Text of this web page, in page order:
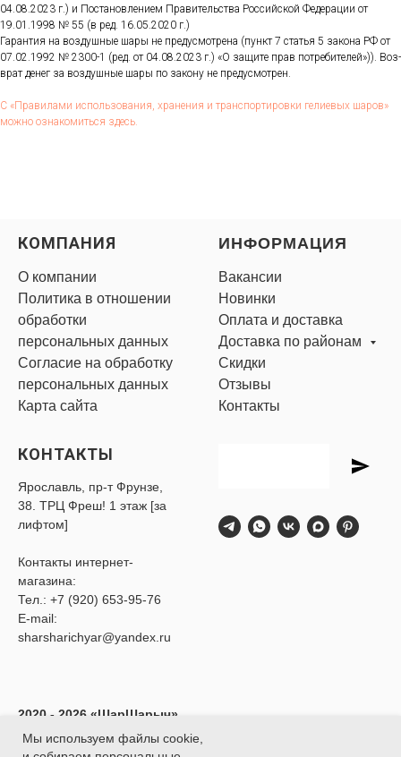
04.08.2023 г.) и Пос­та­нов­ле­ни­ем Пра­витель­ства Рос­сий­ской Фе­дера­ции от
19.01.1998 № 55 (в ред. 16.05.2020 г.)
Га­ран­тия на воз­душные ша­ры не пре­дус­мотре­на (пункт 7 статья 5 за­кона РФ от
07.02.1992 № 2300-1 (ред. от 04.08.2023 г.) «О за­щите прав пот­ре­бите­лей»)). Воз­
врат де­нег за воз­душные ша­ры по за­кону не пре­дус­мотрен.
С «Пра­вила­ми ис­поль­зо­вания, хра­нения и тран­спор­ти­ров­ки ге­ли­евых ша­ров»
мож­но оз­на­комить­ся здесь.
КОМПАНИЯ
О компании
Политика в отношении
обработки
персональных данных
Согласие на обработку
персональных данных
Карта сайта
ИНФОРМАЦИЯ
Вакансии
Новинки
Оплата и доставка
Доставка по районам
Скидки
Отзывы
Контакты
КОНТАКТЫ
Ярославль, пр-т Фрунзе,
38. ТРЦ Фреш! 1 этаж [за
лифтом]
Контакты интернет-
магазина:
Тел.: +7 (920) 653-95-76
E-mail:
sharsharichyar@yandex.ru
2020 - 2026 «ШарШарыч»
- Доставка воздушных
шаров в Ярославле.
Мы используем файлы cookie,